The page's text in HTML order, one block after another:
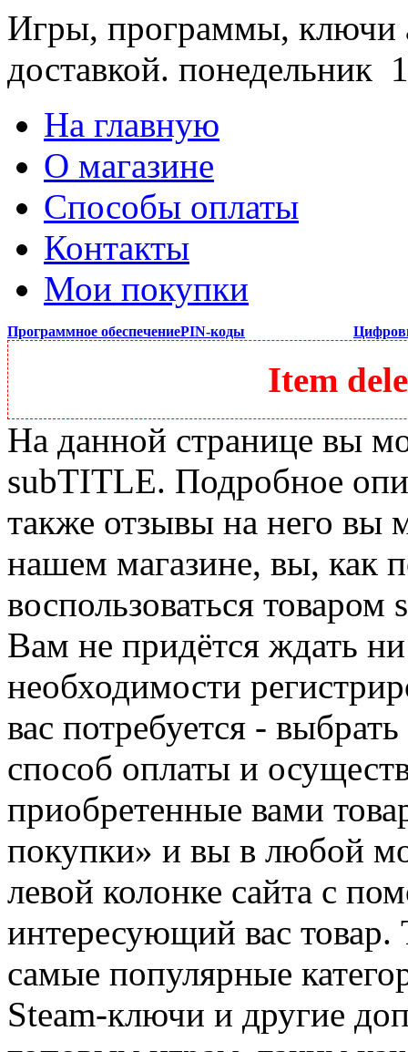
Игры, программы, ключи
доставкой. понедельник
На главную
О магазине
Способы оплаты
Контакты
Мои покупки
Программное обеспечениеPIN-коды
Item
На данной странице вы
subTITLE. Подробное
также отзывы на него вы
нашем магазине, вы, как
воспользоваться
Вам не придётся ждать
необходимости
вас потребуется -
способ оплаты и
приобретенные вами
покупки» и вы в любой
левой колонке сайта с
интересующий вас
самые популярные
Steam-ключи и другие